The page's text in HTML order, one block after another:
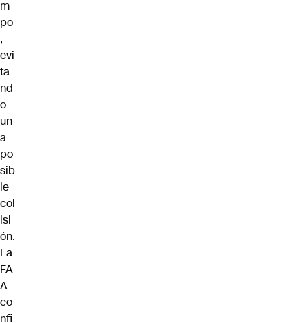
m
po
,
evi
ta
nd
o
un
a
po
sib
le
col
isi
ón.
La
FA
A
co
nfi